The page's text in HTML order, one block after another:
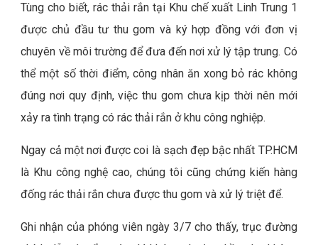
Tùng cho biết, rác thải rắn tại Khu chế xuất Linh Trung 1
được chủ đầu tư thu gom và ký hợp đồng với đơn vị
chuyên về môi trường để đưa đến nơi xử lý tập trung. Có
thể một số thời điểm, công nhân ăn xong bỏ rác không
đúng nơi quy định, việc thu gom chưa kịp thời nên mới
xảy ra tình trạng có rác thải rắn ở khu công nghiệp.
Ngay cả một nơi được coi là sạch đẹp bậc nhất TP.HCM
là Khu công nghệ cao, chúng tôi cũng chứng kiến hàng
đống rác thải rắn chưa được thu gom và xử lý triệt để.
Ghi nhận của phóng viên ngày 3/7 cho thấy, trục đường